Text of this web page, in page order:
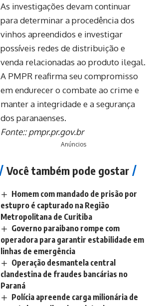
As investigações devam continuar
para determinar a procedência dos
vinhos apreendidos e investigar
possíveis redes de distribuição e
venda relacionadas ao produto ilegal.
A PMPR reafirma seu compromisso
em endurecer o combate ao crime e
manter a integridade e a segurança
dos paranaenses.
Fonte::pmpr.pr.gov.br
Anúncios
Você também pode gostar
Homem com mandado de prisão por
estupro é capturado na Região
Metropolitana de Curitiba
Governo paraibano rompe com
operadora para garantir estabilidade em
linhas de emergência
Operação desmantela central
clandestina de fraudes bancárias no
Paraná
Polícia apreende carga milionária de